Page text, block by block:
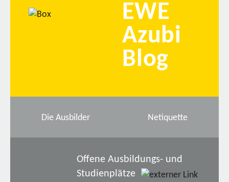
EWE
Azubi
Blog
Die Ausbilder Netiquette
Offene Ausbildungs- und
Studienplätze